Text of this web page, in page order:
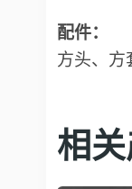
配件：
方头、方
相